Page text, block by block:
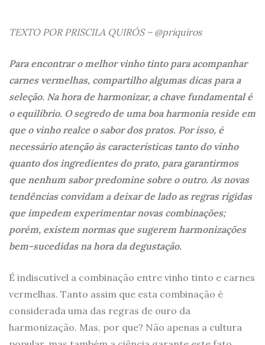
TEXTO POR PRISCILA QUIRÓS – @priquiros
Para encontrar o melhor vinho tinto para acompanhar
carnes vermelhas, compartilho algumas dicas para a
seleção. Na hora de harmonizar, a chave fundamental é
o equilíbrio. O segredo de uma boa harmonia reside em
que o vinho realce o sabor dos pratos. Por isso, é
necessário atenção às características tanto do vinho
quanto dos ingredientes do prato, para garantirmos
que nenhum sabor predomine sobre o outro. As novas
tendências convidam a deixar de lado as regras rígidas
que impedem experimentar novas combinações;
porém, existem normas que sugerem harmonizações
bem-sucedidas na hora da degustação.
É indiscutível a combinação entre vinho tinto e carnes
vermelhas. Tanto assim que esta combinação é
considerada uma das regras de ouro da
harmonização. Mas, por que? Não apenas a cultura